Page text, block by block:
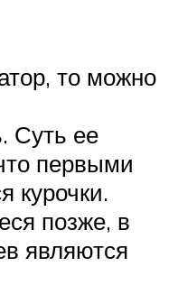
то можно
Суть ее
первыми
курочки.
позже, в
являются